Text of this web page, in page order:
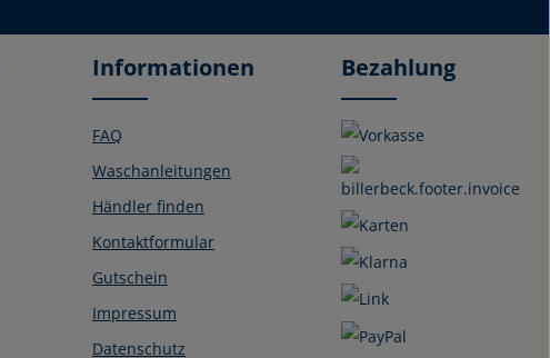
Informationen
FAQ
Waschanleitungen
Händler finden
Kontaktformular
Gutschein
Impressum
Datenschutz
Bezahlung